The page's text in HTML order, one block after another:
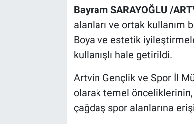
Bayram SARAYOĞLU /
alanları ve ortak kullanım
Boya ve estetik
kullanışlı hale getirildi.
Artvin Gençlik ve Spor İl
olarak temel önceliklerinin,
çağdaş spor alanlarına